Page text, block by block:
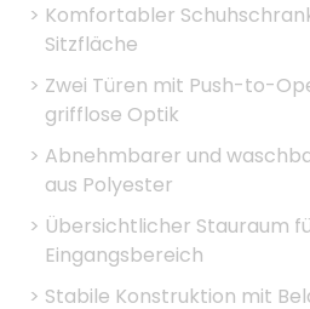
> Komfortabler
Sitzfläche
> Zwei Türen mit Push-to-
grifflose Optik
> Abnehmbarer und
aus Polyester
> Übersichtlicher Stauraum
Eingangsbereich
> Stabile Konstruktion mit